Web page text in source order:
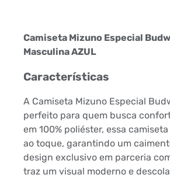
Camiseta Mizuno Especial
Masculina AZUL
Características
A Camiseta Mizuno Especial
perfeito para quem busca
em 100% poliéster, essa
ao toque, garantindo um
design exclusivo em parceria
traz um visual moderno e